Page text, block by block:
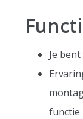
Je
functie